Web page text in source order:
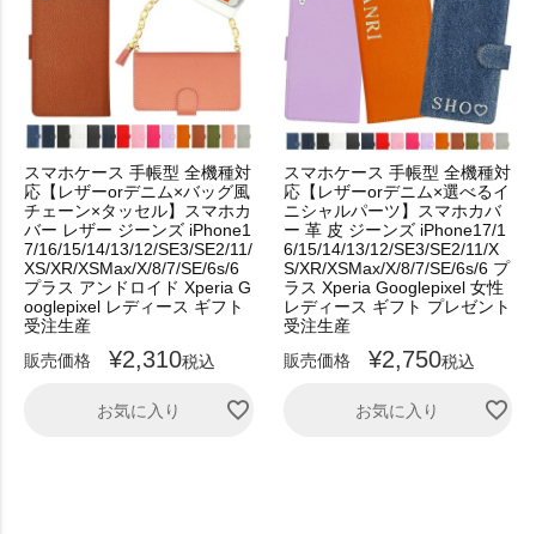
スマホケース 手帳型 全機種対
応【レザーorデニム×バッグ風
チェーン×タッセル】スマホカ
バー レザー ジーンズ iPhone1
7/16/15/14/13/12/SE3/SE2/11/
XS/XR/XSMax/X/8/7/SE/6s/6
プラス アンドロイド Xperia G
ooglepixel レディース ギフト
受注生産
販売価格
¥2,310税込
お気に入り
スマホケース 手帳型 全機種対
応【レザーorデニム×選べるイ
ニシャルパーツ】スマホカバ
ー 革 皮 ジーンズ iPhone17/1
6/15/14/13/12/SE3/SE2/11/X
S/XR/XSMax/X/8/7/SE/6s/6 プ
ラス Xperia Googlepixel 女性
レディース ギフト プレゼント
受注生産
販売価格
¥2,750税込
お気に入り